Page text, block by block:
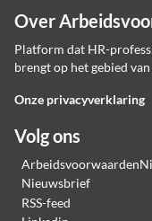
Over
Platform dat HR-
brengt op het gebied
Onze privacyverklaring
Volg ons
Nieuwsbrief
RSS-feed